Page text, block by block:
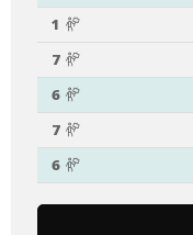
1
7
6
7
6